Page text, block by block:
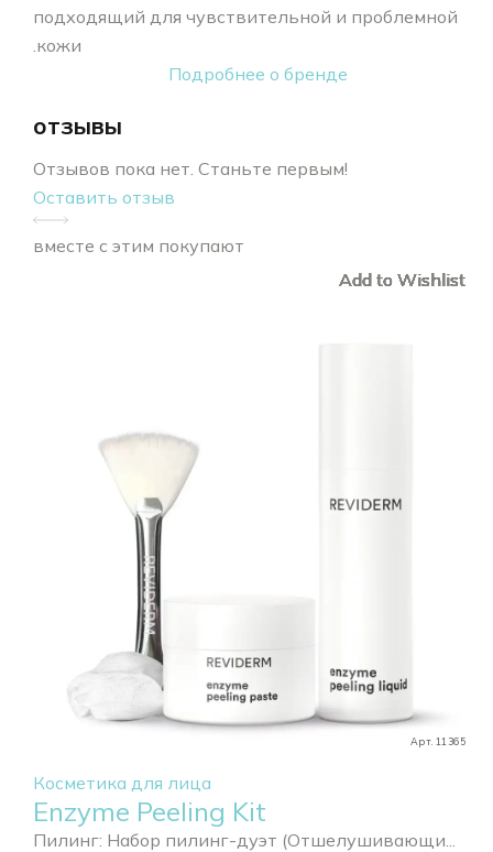
подходящий для чувствительной и проблемной
кожи.
Подробнее о бренде
отзывы
Отзывов пока нет. Станьте первым!
Оставить отзыв
вместе с этим покупают
Арт. 11365
Add to Wishlist
Косметика для лица
Enzyme Peeling Kit
Пилинг: Набор пилинг-дуэт (Отшелушивающи...
Add to Wishlist
Add to Wishlist
Add to Wishlist
Add to Wishlist
Add to Wishlist
Add to Wishlist
Add to Wishlist
Add to Wishlist
Add to Wishlist
Add to Wishlist
Add to Wishlist